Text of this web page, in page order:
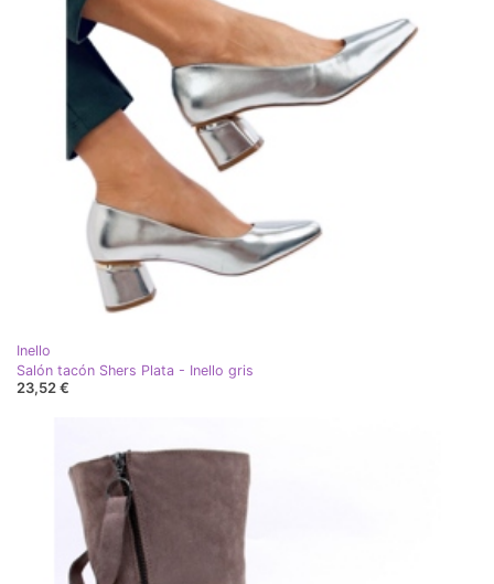
Inello
Salón tacón Shers Plata - Inello gris
23,52 €